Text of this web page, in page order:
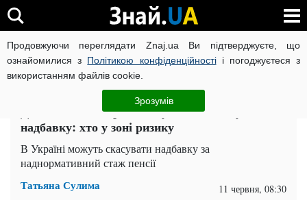
Продовжуючи переглядати Znaj.ua Ви підтверджуєте, що
ознайомилися з Політикою конфіденційностіі погоджуєтеся з
використанням файлів cookie.
Зрозумів
ВІЙНА РОСІЇ ПРОТИ УКРАЇНИ КОРОНАВІРУС В УКРАЇНІ
ЧИТАТЬ НА РУССКОМ
Деяким пенсіонерам скасують важливу
надбавку: хто у зоні ризику
В Україні можуть скасувати надбавку за
наднормативний стаж пенсії
Татьяна Сулима 11 червня, 08:30